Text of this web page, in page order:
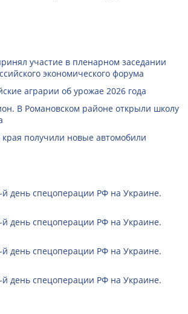
участие в пленарном заседании
экономического форума
аграрии об урожае 2026 года
В Романовском районе открыли школу
получили новые автомобили
день спецоперации РФ на Украине.
день спецоперации РФ на Украине.
день спецоперации РФ на Украине.
день спецоперации РФ на Украине.